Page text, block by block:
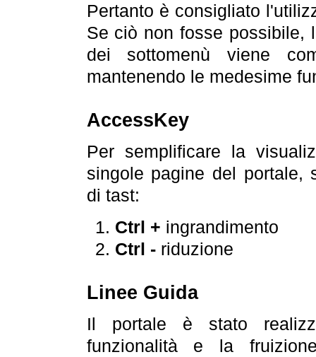
Pertanto è consigliato
Se ciò non fosse possibile,
dei sottomenù viene
mantenendo le medesime
AccessKey
Per semplificare la
singole pagine del portale,
di tast:
Ctrl + ingrandimento
Ctrl -riduzione
Linee Guida
Il portale è stato
funzionalità e la